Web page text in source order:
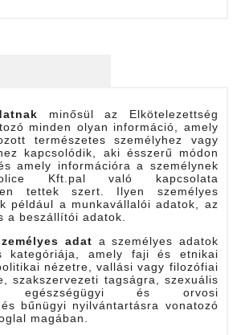
minősül az Elkötelezettség
minden olyan információ, amely
természetes személyhez vagy
kapcsolódik, aki ésszerű módon
amely információra a személynek
Kft.pal való kapcsolata
tettek szert. Ilyen személyes
például a munkavállalói adatok, az
a beszállítói adatok.
adat a személyes adatok
kategóriája, amely faji és etnikai
nézetre, vallási vagy filozófiai
szakszervezeti tagságra, szexuális
egészségügyi és orvosi
bűnügyi nyilvántartásra vonatozó
magában.